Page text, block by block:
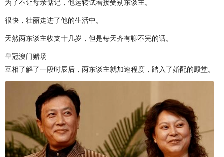
为了不让母亲惦记，他运转试着接受别东谈主。
很快，壮丽走进了他的生活中。
天然两东谈主收支十几岁，但是每天齐有聊不完的话。
皇冠澳门赌场
互相了解了一段时辰后，两东谈主就加速程度，踏入了婚配的殿堂。